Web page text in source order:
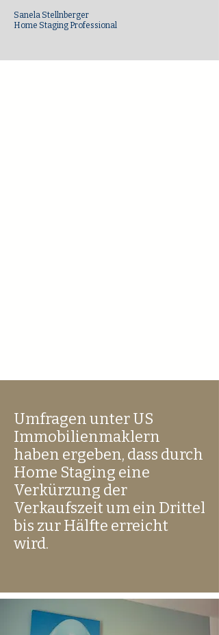
Sanela Stellnberger
Home Staging Professional
Umfragen unter US
Immobilienmaklern
haben ergeben, dass durch
Home Staging eine
Verkürzung der
Verkaufszeit um ein Drittel
bis zur Hälfte erreicht
wird.